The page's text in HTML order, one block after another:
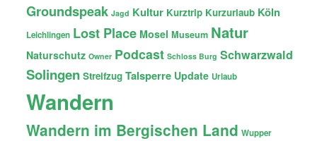
Groundspeak Jagd Kultur Kurztrip Kurzurlaub Köln
Leichlingen Lost Place Mosel Museum Natur
Naturschutz Owner Podcast Schloss Burg Schwarzwald
Solingen Streifzug Talsperre Update Urlaub
Wandern
Wandern im Bergischen Land Wupper